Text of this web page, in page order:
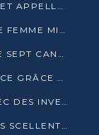
L’OMS SALUE LA RIPOSTE DU CONGO ET APPELLE À DES RÉFORMES DURABLES
HOMMAGES OFFICIELS À LA PREMIÈRE FEMME MINISTRE DU CONGO
LA COUR CONSTITUTIONNELLE VALIDE SEPT CANDIDATURES POUR LA PRÉSIDENTIELLE
CONNECTIVITÉ LE CONGO SE RENFORCE GRÂCE AU CÂBLE 2AFRICA
SÉNAT : PIERRE NGOLO ÉCHANGE AVEC DES INVESTISSEURS DU NUMÉRIQUE
SANTÉ : LA FONDATION SNPC ET L’OMS SCELLENT UN PARTENARIAT STRATÉGIQUE DE TROIS ANS